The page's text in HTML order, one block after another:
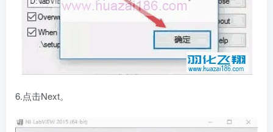
6.点击Next。